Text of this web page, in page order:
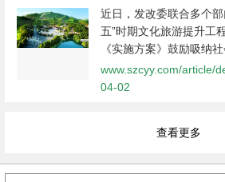
近日，发改委联合多个
五”时期文化旅游提升工
《实施方案》鼓励吸纳
模式，对没有回报率或回
础性设施建设，发改委
资。《实施方案》明确
www.szcyy.com/article/
04-02
查看更多